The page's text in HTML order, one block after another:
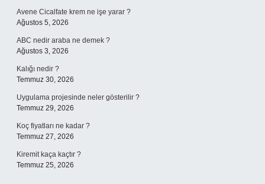
Avene Cicalfate krem ne işe yarar ?
Ağustos 5, 2026
ABC nedir araba ne demek ?
Ağustos 3, 2026
Kalığı nedir ?
Temmuz 30, 2026
Uygulama projesinde neler gösterilir ?
Temmuz 29, 2026
Koç fiyatları ne kadar ?
Temmuz 27, 2026
Kiremit kaça kaçtır ?
Temmuz 25, 2026